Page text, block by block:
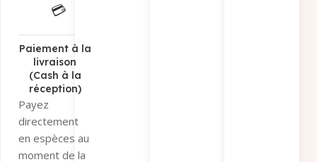
virement
bancaire
Sélectionnez «
Paiement par
virement » et
recevez nos
bancaires par
💳
Paiement à la
livraison
(Cash à la
réception)
Payez
directement
en espèces au
moment de la